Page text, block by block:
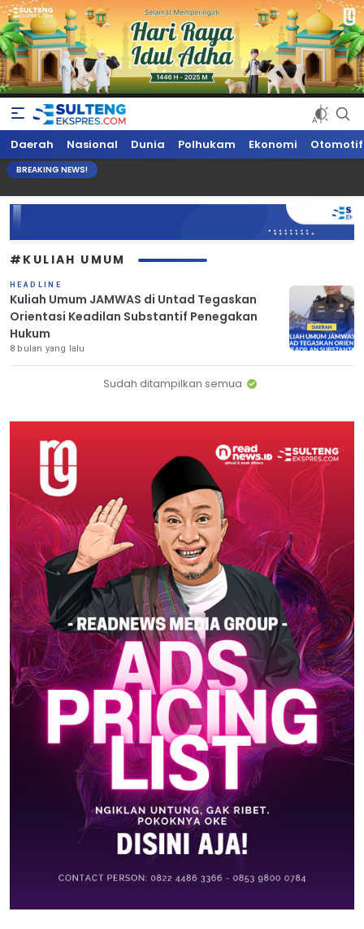
Sultengekspres.com
Berita Seputar Sulteng Hari Ini, Update Terkini, Suaranya Rakyat
Sulteng
Daerah Nasional Dunia Polhukam Ekonomi Otomotif
BREAKING NEWS!
#KULIAH UMUM
HEADLINE
Kuliah Umum JAMWAS di Untad Tegaskan
Orientasi Keadilan Substantif Penegakan
Hukum
8 bulan yang lalu
Sudah ditampilkan semua